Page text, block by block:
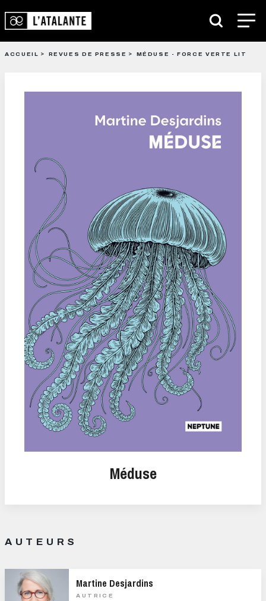
ACCUEIL REVUES DE PRESSE MÉDUSE - FORCE VERTE LIT
Méduse
AUTEURS
Martine Desjardins
AUTRICE